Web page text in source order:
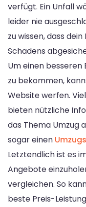
verfügt. Ein Unfall
leider nie
zu wissen, dass
Schadens
Um einen
zu bekommen,
Website werfen.
bieten nützliche
das Thema Umzug
sogar einen
Letztendlich ist es
Angebote
vergleichen. So
beste Preis-